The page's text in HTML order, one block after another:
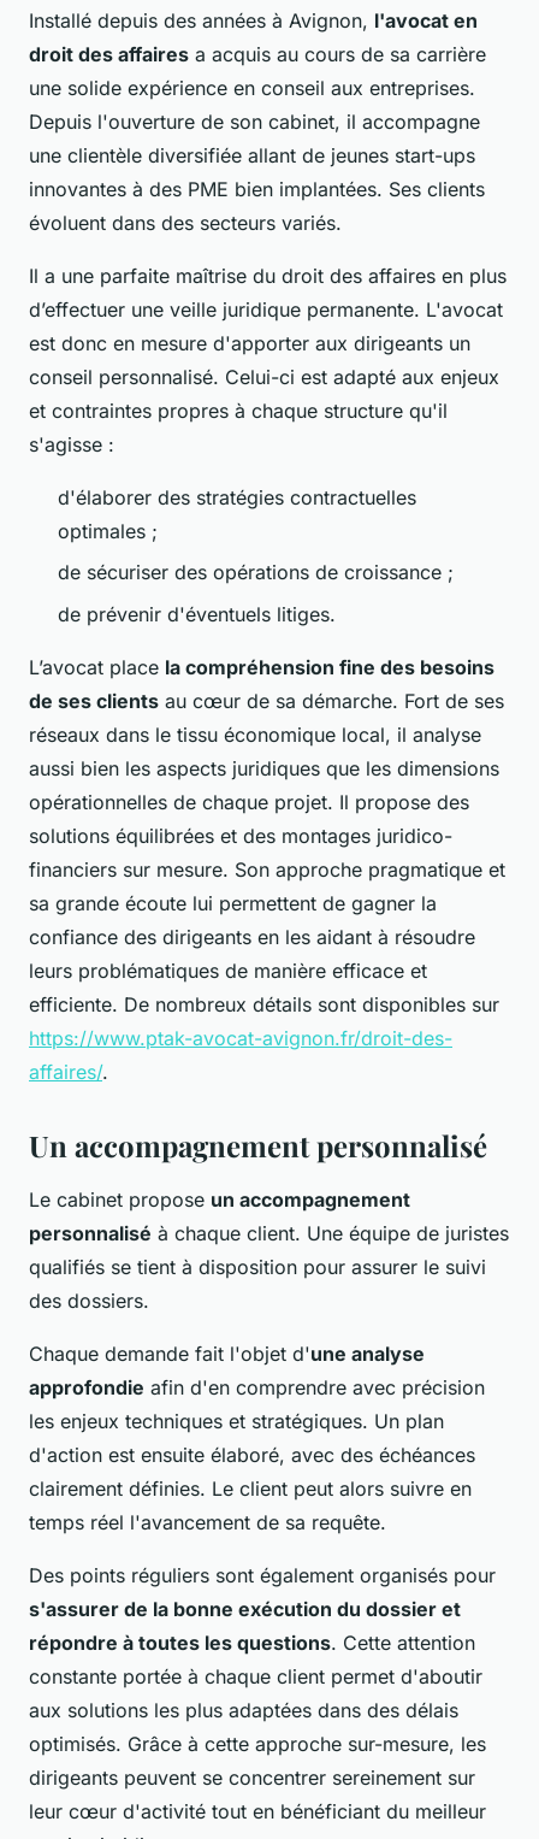
Installé depuis des années à Avignon, l'avocat en
droit des affaires a acquis au cours de sa carrière
une solide expérience en conseil aux entreprises.
Depuis l'ouverture de son cabinet, il accompagne
une clientèle diversifiée allant de jeunes start-ups
innovantes à des PME bien implantées. Ses clients
évoluent dans des secteurs variés.
Il a une parfaite maîtrise du droit des affaires en plus
d’effectuer une veille juridique permanente. L'avocat
est donc en mesure d'apporter aux dirigeants un
conseil personnalisé. Celui-ci est adapté aux enjeux
et contraintes propres à chaque structure qu'il
s'agisse :
d'élaborer des stratégies contractuelles
optimales ;
de sécuriser des opérations de croissance ;
de prévenir d'éventuels litiges.
L’avocat place la compréhension fine des besoins
de ses clients au cœur de sa démarche. Fort de ses
réseaux dans le tissu économique local, il analyse
aussi bien les aspects juridiques que les dimensions
opérationnelles de chaque projet. Il propose des
solutions équilibrées et des montages juridico-
financiers sur mesure. Son approche pragmatique et
sa grande écoute lui permettent de gagner la
confiance des dirigeants en les aidant à résoudre
leurs problématiques de manière efficace et
efficiente. De nombreux détails sont disponibles sur
https://www.ptak-avocat-avignon.fr/droit-des-
affaires/.
Un accompagnement personnalisé
Le cabinet propose un accompagnement
personnalisé à chaque client. Une équipe de juristes
qualifiés se tient à disposition pour assurer le suivi
des dossiers.
Chaque demande fait l'objet d'une analyse
approfondie afin d'en comprendre avec précision
les enjeux techniques et stratégiques. Un plan
d'action est ensuite élaboré, avec des échéances
clairement définies. Le client peut alors suivre en
temps réel l'avancement de sa requête.
Des points réguliers sont également organisés pour
s'assurer de la bonne exécution du dossier et
répondre à toutes les questions. Cette attention
constante portée à chaque client permet d'aboutir
aux solutions les plus adaptées dans des délais
optimisés. Grâce à cette approche sur-mesure, les
dirigeants peuvent se concentrer sereinement sur
leur cœur d'activité tout en bénéficiant du meilleur